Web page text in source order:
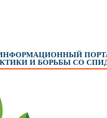
И БОРЬБЫ СО